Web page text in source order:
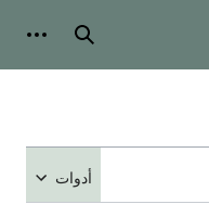
بحث
أدوات